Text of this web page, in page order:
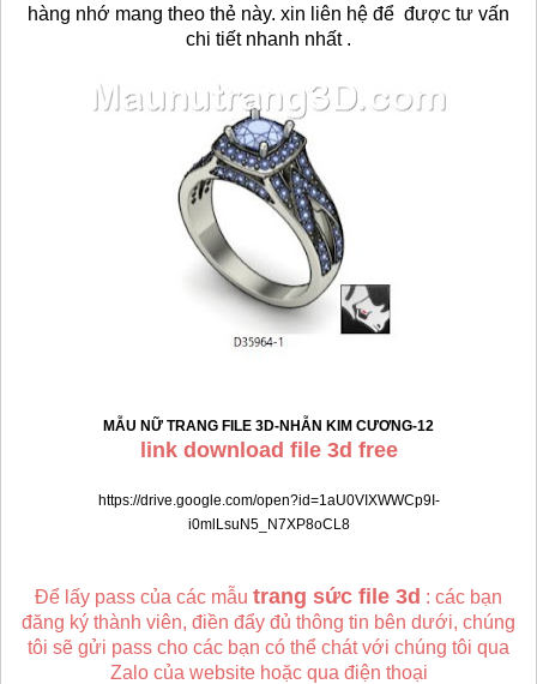
hàng nhớ mang theo thẻ này. xin liên hệ để được tư vấn
chi tiết nhanh nhất .
MẪU NỮ TRANG FILE 3D-NHẪN KIM CƯƠNG-12
link download file 3d free
https://drive.google.com/open?id=1aU0VIXWWCp9I-
i0mlLsuN5_N7XP8oCL8
Để lấy pass của các mẫu trang sức file 3d : các bạn
đăng ký thành viên, điền đẩy đủ thông tin bên dưới, chúng
tôi sẽ gửi pass cho các bạn có thể chát với chúng tôi qua
Zalo của website hoặc qua điện thoại